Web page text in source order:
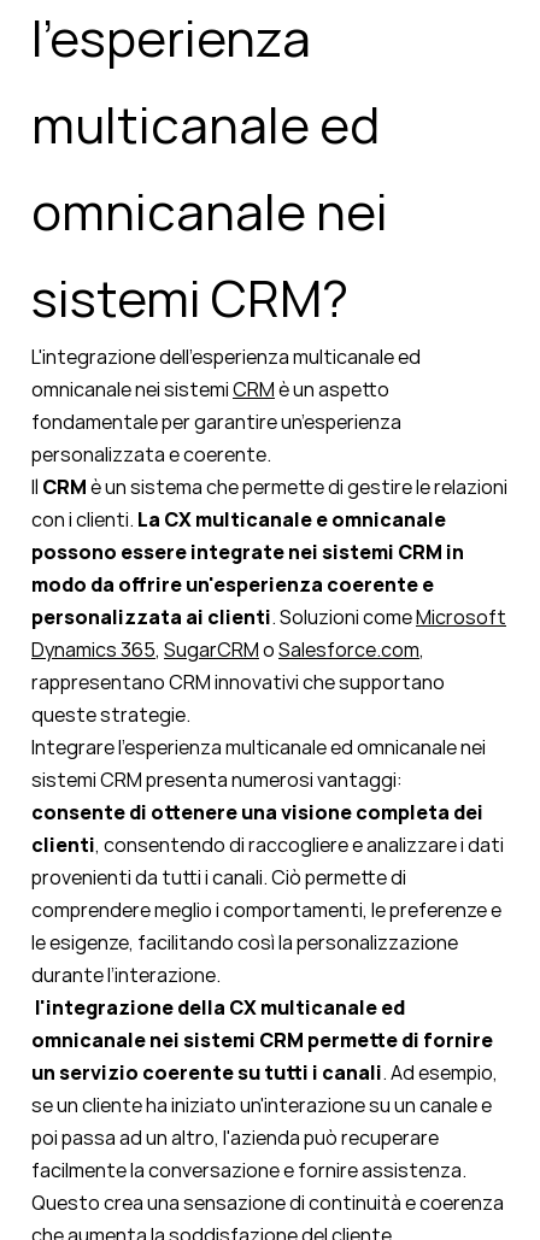
l’esperienza
multicanale ed
omnicanale nei
sistemi CRM?
L'integrazione dell'esperienza multicanale ed
omnicanale nei sistemiCRMè un aspetto
fondamentale per garantire un’esperienza
personalizzata e coerente.
Il CRMè un sistema che permette di gestire le relazioni
con i clienti. La CX multicanale e omnicanale
possono essere integrate nei sistemi CRM in
modo da offrire un'esperienza coerente e
personalizzata ai clienti. Soluzioni comeMicrosoft
Dynamics 365, SugarCRMoSalesforce.com,
rappresentano CRM innovativi che supportano
queste strategie.
Integrare l'esperienza multicanale ed omnicanale nei
sistemi CRM presenta numerosi vantaggi:
consente di ottenere una visione completa dei
clienti, consentendo di raccogliere e analizzare i dati
provenienti da tutti i canali. Ciò permette di
comprendere meglio i comportamenti, le preferenze e
le esigenze, facilitando così la personalizzazione
durante l’interazione.
l'integrazione della CX multicanale ed
omnicanale nei sistemi CRM permette di fornire
un servizio coerente su tutti i canali. Ad esempio,
se un cliente ha iniziato un'interazione su un canale e
poi passa ad un altro, l'azienda può recuperare
facilmente la conversazione e fornire assistenza.
Questo crea una sensazione di continuità e coerenza